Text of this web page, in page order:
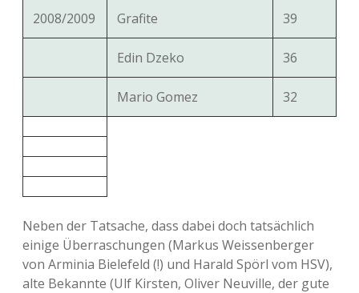
2008/2009 Grafite 39
Edin Dzeko 36
Mario Gomez 32
Neben der Tatsache, dass dabei doch tatsächlich
einige Überraschungen (Markus Weissenberger
von Arminia Bielefeld (!) und Harald Spörl vom HSV),
alte Bekannte (Ulf Kirsten, Oliver Neuville, der gute